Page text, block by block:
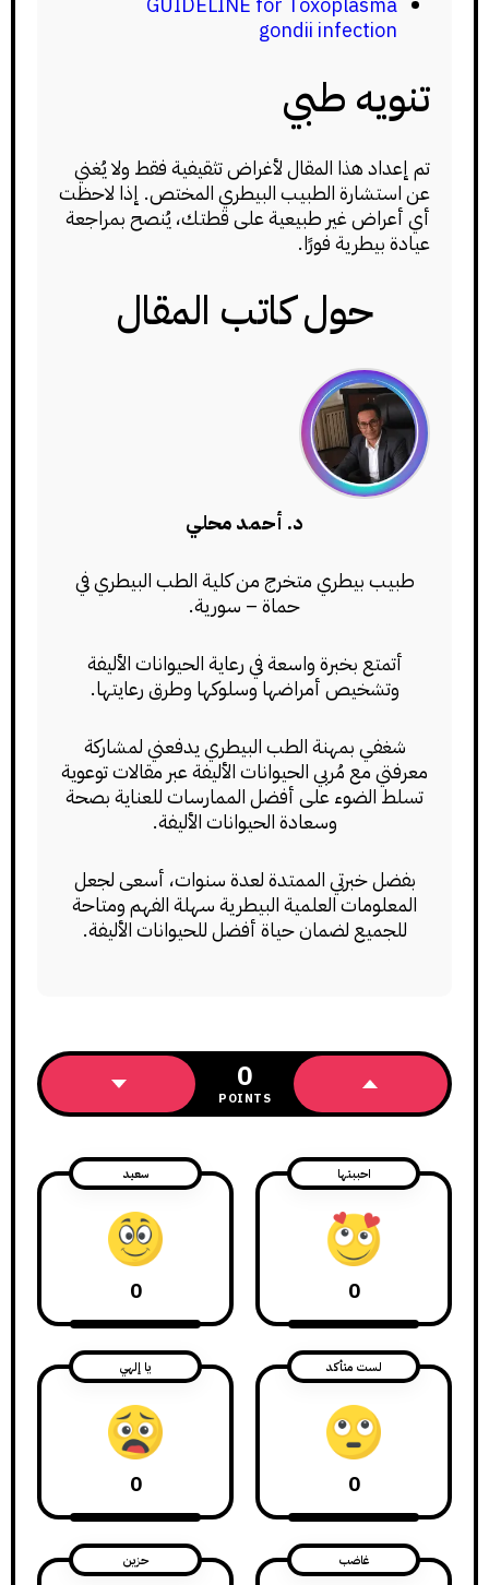
gondii infection
تنويه طبي
تم إعداد هذا المقال لأغراض تثقيفية فقط ولا يُغني
عن استشارة الطبيب البيطري المختص. إذا لاحظت
أي أعراض غير طبيعية على قطتك، يُنصح بمراجعة
عيادة بيطرية فورًا.
حول كاتب المقال
د. أحمد محلي
طبيب بيطري متخرج من كلية الطب البيطري في
حماة – سورية.
أتمتع بخبرة واسعة في رعاية الحيوانات الأليفة
وتشخيص أمراضها وسلوكها وطرق رعايتها.
شغفي بمهنة الطب البيطري يدفعني لمشاركة
معرفتي مع مُربي الحيوانات الأليفة عبر مقالات توعوية
تسلط الضوء على أفضل الممارسات للعناية بصحة
وسعادة الحيوانات الأليفة.
بفضل خبرتي الممتدة لعدة سنوات، أسعى لجعل
المعلومات العلمية البيطرية سهلة الفهم ومتاحة
للجميع لضمان حياة أفضل للحيوانات الأليفة.
0
POINTS
احببتها
0
سعيد
0
لست متأكد
0
يا إلهي
0
غاضب حزين